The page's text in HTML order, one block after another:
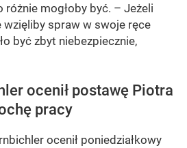
różnie mogłoby być. – Jeżeli
wzięliby spraw w swoje ręce
być zbyt niebezpiecznie,
ocenił postawę Piotra
pracy
ocenił poniedziałkowy